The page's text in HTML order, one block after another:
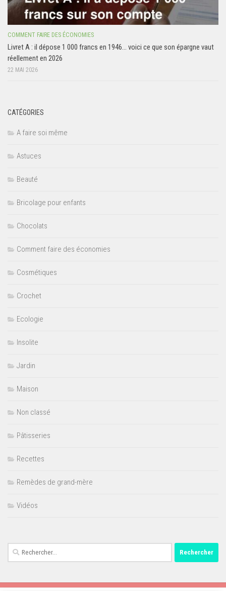
COMMENT FAIRE DES ÉCONOMIES
Livret A : il dépose 1 000 francs en 1946… voici ce que son épargne vaut
réellement en 2026
22 MAI 2026
CATÉGORIES
A faire soi même
Astuces
Beauté
Bricolage pour enfants
Chocolats
Comment faire des économies
Cosmétiques
Crochet
Ecologie
Insolite
Jardin
Maison
Non classé
Pâtisseries
Recettes
Remèdes de grand-mère
Vidéos
Rechercher :